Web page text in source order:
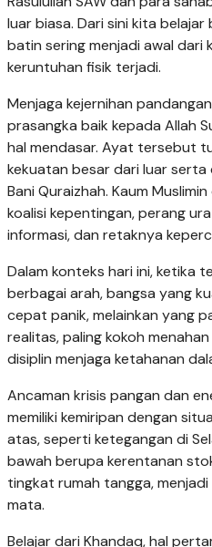
luar biasa. Dari sini kita
batin sering menjadi awal dari
keruntuhan fisik terjadi.
Menjaga kejernihan
prasangka baik kepada Allah
hal mendasar. Ayat tersebut
kekuatan besar dari luar serta
Bani Quraizhah. Kaum
koalisi kepentingan, perang
informasi, dan retaknya
Dalam konteks hari ini, ketika
berbagai arah, bangsa yang
cepat panik, melainkan yang
realitas, paling kokoh
disiplin menjaga ketahanan
Ancaman krisis pangan dan
memiliki kemiripan dengan
atas, seperti ketegangan di
bawah berupa kerentanan
tingkat rumah tangga,
mata.
Belajar dari Khandaq, hal